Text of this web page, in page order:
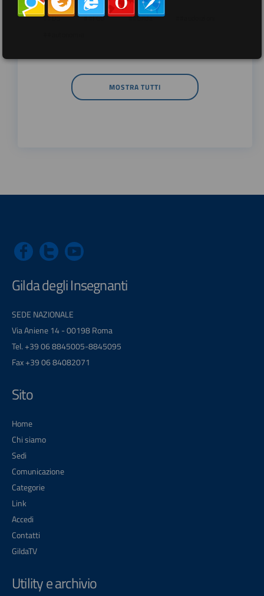
##DS ##FGU ##Gilda
MOSTRA TUTTI
Gilda degli Insegnanti
SEDE NAZIONALE
Via Aniene 14 - 00198 Roma
Tel. +39 06 8845005-8845095
Fax +39 06 84082071
Sito
Home
Chi siamo
Sedi
Comunicazione
Categorie
Link
Accedi
Contatti
GildaTV
Utility e archivio